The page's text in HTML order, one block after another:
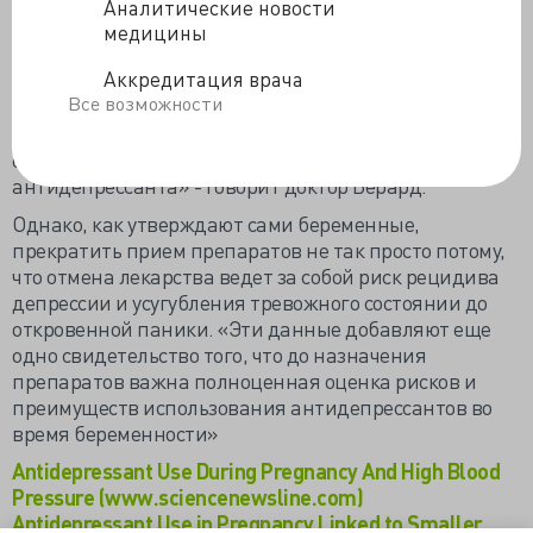
Аналитические новости
медицины
Аккредитация врача
Все возможности
«Гипертензия у беременных - серьёзнейшее
будущего ребенка. Хотя несколько других
исследовательских групп уже поднимали этот вопрос
единственные, которые учитывают класс и тип
антидепрессанта» - говорит доктор Берард.
Однако, как утверждают сами беременные,
прекратить прием препаратов не так просто потому,
что отмена лекарства ведет за собой риск рецидива
депрессии и усугубления тревожного состоянии до
откровенной паники. «Эти данные добавляют еще
одно свидетельство того, что до назначения
препаратов важна полноценная оценка рисков и
преимуществ использования антидепрессантов во
время беременности»
Antidepressant Use During Pregnancy And High Blood
Pressure (www.sciencenewsline.com)
Antidepressant Use in Pregnancy Linked to Smaller